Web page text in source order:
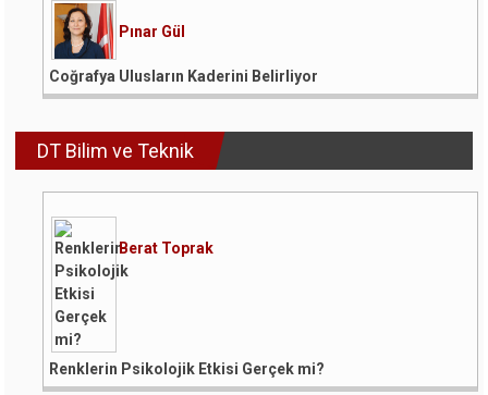
Pınar Gül
Coğrafya Ulusların Kaderini Belirliyor
DT Bilim ve Teknik
Berat Toprak
Renklerin Psikolojik Etkisi Gerçek mi?